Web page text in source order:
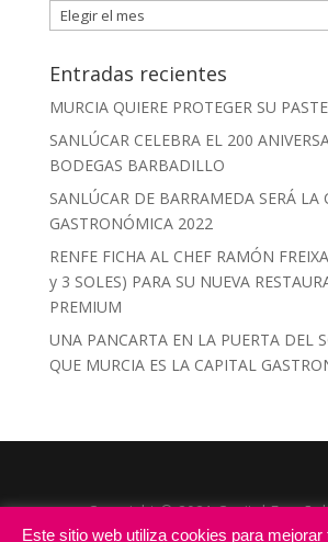
Archivos
Entradas recientes
MURCIA QUIERE PROTEGER SU
SANLÚCAR CELEBRA EL 200
BODEGAS BARBADILLO
SANLÚCAR DE BARRAMEDA SERÁ LA
GASTRONÓMICA 2022
RENFE FICHA AL CHEF RAMÓN
y 3 SOLES) PARA SU NUEVA
PREMIUM
UNA PANCARTA EN LA PUERTA DEL
QUE MURCIA ES LA CAPITAL
Copyright © 2021 Capital
Gastronomía |Todos los derechos
Este sitio web utiliza cookies para mejorar